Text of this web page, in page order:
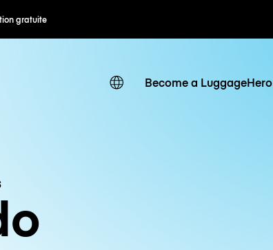
Tarifs horaires / journaliers
Become a LuggageHero